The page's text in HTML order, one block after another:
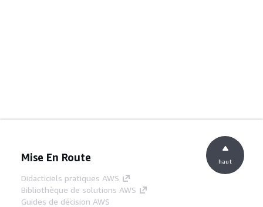
Mise En Route
Didacticiels pratiques AWS
Bibliothèque de solutions AWS
Guides de décision AWS
haut